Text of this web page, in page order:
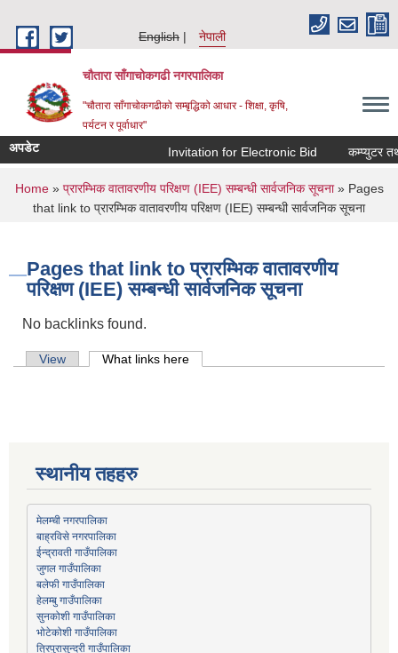
English
नेपाली
चौतारा साँगाचोकगढी नगरपालिका
"चौतारा साँगाचोकगढीको सम्बृद्धिको आधार - शिक्षा, कृषि,
पर्यटन र पूर्वाधार"
अपडेट Invitation for Electronic Bid कम्प्युटर
You are here
Home» प्रारम्भिक वातावरणीय परिक्षण (IEE) सम्बन्धी सार्वजनिक सूचना» Pages
that link to प्रारम्भिक वातावरणीय परिक्षण (IEE) सम्बन्धी सार्वजनिक सूचना
Pages that link to प्रारम्भिक वातावरणीय
परिक्षण (IEE) सम्बन्धी सार्वजनिक सूचना
No backlinks found.
Primary tabs
View What links here
स्थानीय तहहरु
मेलम्ची नगरपालिका
बाह्रविसे नगरपालिका
ईन्द्रावती गाउँपालिका
जुगल गाउँपालिका
बलेफी गाउँपालिका
हेलम्बु गाउँपालिका
सुनकोशी गाउँपालिका
भोटेकोशी गाउँपालिका
त्रिपुरासुन्दरी गाउँपालिका